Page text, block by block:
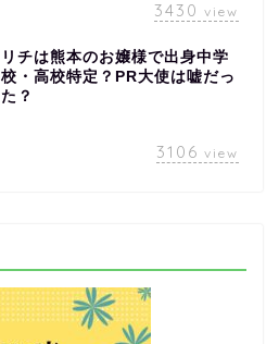
3430 view
リチは熊本のお嬢様で出身中学
校・高校特定？PR大使は嘘だっ
た？
3106 view